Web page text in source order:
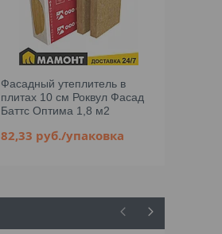
Фасадный утеплитель в
плитах 10 см Роквул Фасад
Баттс Оптима 1,8 м2
82,33 руб./упаковка